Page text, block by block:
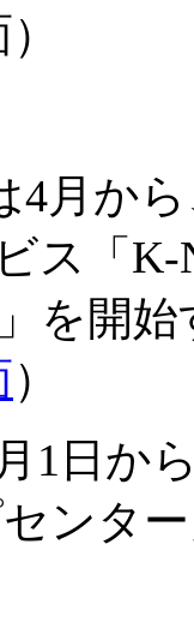
4月か
ス「
を開始
）
1日か
ンタ